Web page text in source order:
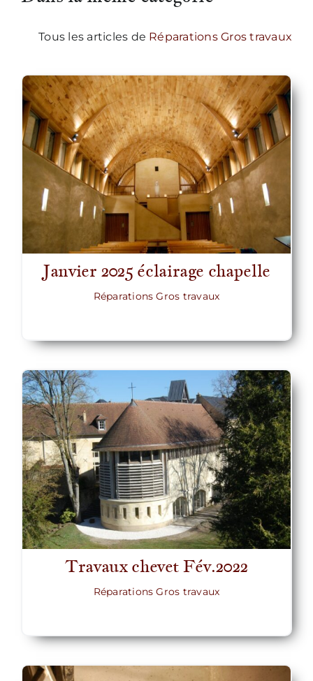
Tous les articles de Réparations Gros travaux
Janvier 2025 éclairage chapelle
Réparations Gros travaux
Travaux chevet Fév.2022
Réparations Gros travaux